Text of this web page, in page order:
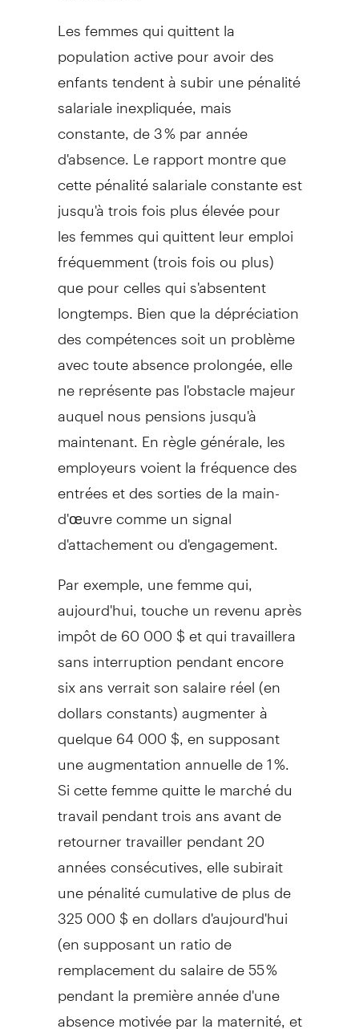
Les femmes qui quittent la
population active pour avoir des
enfants tendent à subir une pénalité
salariale inexpliquée, mais
constante, de 3 % par année
d'absence. Le rapport montre que
cette pénalité salariale constante est
jusqu'à trois fois plus élevée pour
les femmes qui quittent leur emploi
fréquemment (trois fois ou plus)
que pour celles qui s'absentent
longtemps. Bien que la dépréciation
des compétences soit un problème
avec toute absence prolongée, elle
ne représente pas l'obstacle majeur
auquel nous pensions jusqu'à
maintenant. En règle générale, les
employeurs voient la fréquence des
entrées et des sorties de la main-
d'œuvre comme un signal
d'attachement ou d'engagement.
Par exemple, une femme qui,
aujourd'hui, touche un revenu après
impôt de 60 000 $ et qui travaillera
sans interruption pendant encore
six ans verrait son salaire réel (en
dollars constants) augmenter à
quelque 64 000 $, en supposant
une augmentation annuelle de 1 %.
Si cette femme quitte le marché du
travail pendant trois ans avant de
retourner travailler pendant 20
années consécutives, elle subirait
une pénalité cumulative de plus de
325 000 $ en dollars d'aujourd'hui
(en supposant un ratio de
remplacement du salaire de 55 %
pendant la première année d'une
absence motivée par la maternité, et